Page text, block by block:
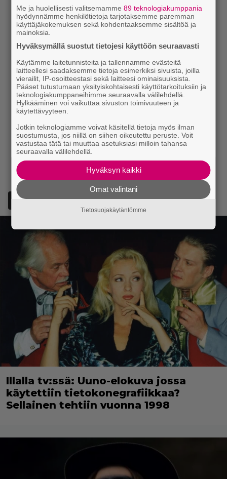
Lisää Episodi Googlen suosituksi lähteeksi
Illalla tv:ssä: Uuno-elokuva jossa
käytettiin tietokonegrafiikkaa?
Sellainen tehtiin vuonna 1998
Me ja huolellisesti valitsemamme89 teknologiakumppania
hyödynnämme henkilötietoja tarjotaksemme paremman
käyttäjäkokemuksen sekä kohdentaaksemme sisältöä ja
mainoksia.
Hyväksymällä suostut tietojesi käyttöön seuraavasti
Käytämme laitetunnisteita ja tallennamme evästeitä
laitteellesi saadaksemme tietoja esimerkiksi sivuista, joilla
vierailit, IP-osoitteestasi sekä laitteesi ominaisuuksista.
Pääset tutustumaan yksityiskohtaisesti käyttötarkoituksiin ja
teknologiakumppaneihimme seuraavalla välilehdellä.
Hylkääminen voi vaikuttaa sivuston toimivuuteen ja
käytettävyyteen.
Jotkin teknologiamme voivat käsitellä tietoja myös ilman
suostumusta, jos niillä on siihen oikeutettu peruste. Voit
vastustaa tätä tai muuttaa asetuksiasi milloin tahansa
seuraavalla välilehdellä.
Hyväksyn kaikki
Omat valintani
Tietosuojakäytäntömme